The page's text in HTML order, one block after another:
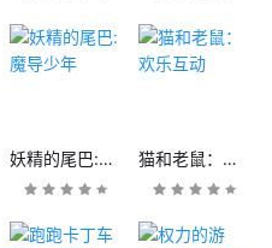
妖精的尾巴:魔导少年 猫和老鼠：欢乐互动